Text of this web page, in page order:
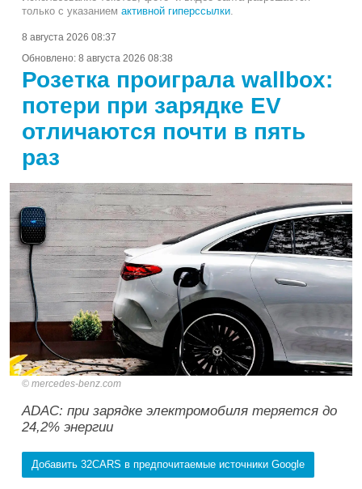
только с указанием активной гиперссылки
8 августа 2026 08:37
Обновлено: 8 августа 2026 08:38
Розетка проиграла wallbox:
потери при зарядке EV
отличаются почти в пять
раз
mercedes-benz.com
ADAC: при зарядке электромобиля теряется до
24,2% энергии
Добавить 32CARS в предпочитаемые источники Google